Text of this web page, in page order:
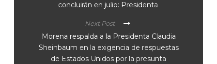
concluirán en julio: Presidenta
Next Post
Morena respalda a la Presidenta Claudia
Sheinbaum en la exigencia de respuestas
de Estados Unidos por la presunta